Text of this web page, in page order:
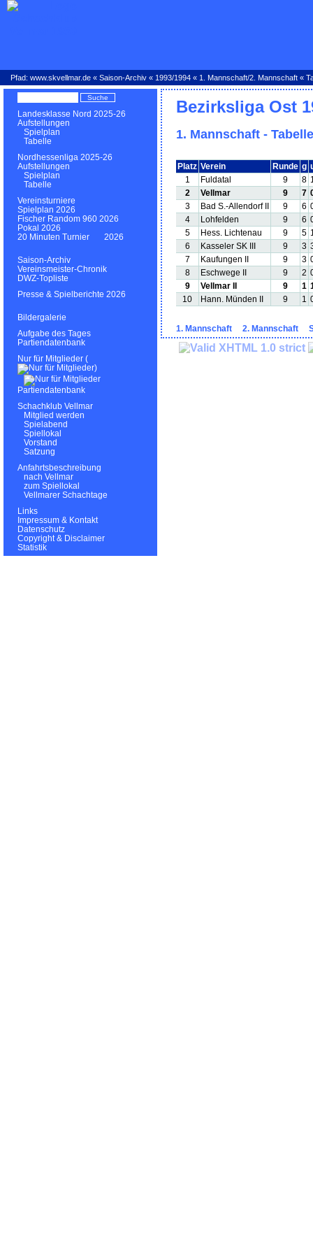
Pfad: www.skvellmar.de « Saison-Archiv « 1993/1994 « 1. Mannschaft/2. Mannschaft «
Landesklasse Nord 2025-26
Aufstellungen
Spielplan
Tabelle
Nordhessenliga 2025-26
Aufstellungen
Spielplan
Tabelle
Vereinsturniere
Spielplan 2026
Fischer Random 960 2026
Pokal 2026
20 Minuten Turnier 2026
Saison-Archiv
Vereinsmeister-Chronik
DWZ-Topliste
Presse & Spielberichte 2026
Bildergalerie
Aufgabe des Tages
Partiendatenbank
Nur für Mitglieder (
)
Partiendatenbank
Schachklub Vellmar
Mitglied werden
Spielabend
Spiellokal
Vorstand
Satzung
Anfahrtsbeschreibung
nach Vellmar
zum Spiellokal
Vellmarer Schachtage
Links
Impressum & Kontakt
Datenschutz
Copyright & Disclaimer
Statistik
Bezirksliga Ost
1. Mannschaft - Tabelle
Platz Verein Runde g
1
Fuldatal 9 8
2
Vellmar 9 7
3
Bad S.-Allendorf II 9 6
4
Lohfelden 9 6
5
Hess. Lichtenau 9 5
6
Kasseler SK III 9 3
7
Kaufungen II 9 3
8
Eschwege II 9 2
9
Vellmar II 9 1
10
Hann. Münden II 9 1
1. Mannschaft 2. Mannschaft